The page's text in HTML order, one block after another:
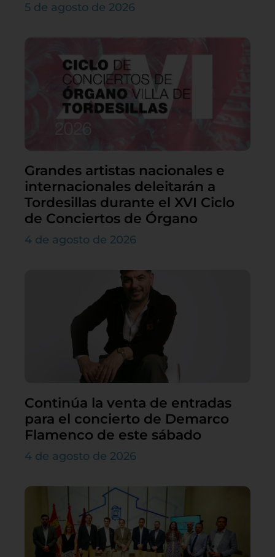
5 de agosto de 2026
Grandes artistas nacionales e
internacionales deleitarán a
Tordesillas durante el XVI Ciclo
de Conciertos de Órgano
4 de agosto de 2026
Continúa la venta de entradas
para el concierto de Demarco
Flamenco de este sábado
4 de agosto de 2026